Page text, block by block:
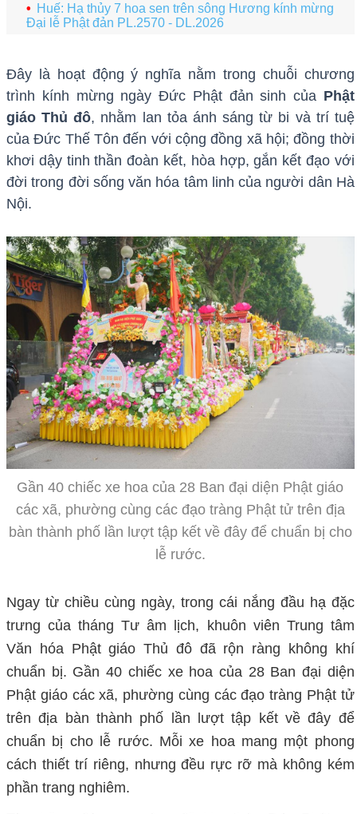
Huế: Hạ thủy 7 hoa sen trên sông Hương kính mừng
Đại lễ Phật đản PL.2570 - DL.2026
Đây là hoạt động ý nghĩa nằm trong chuỗi chương
trình kính mừng ngày Đức Phật đản sinh của Phật
giáo Thủ đô, nhằm lan tỏa ánh sáng từ bi và trí tuệ
của Đức Thế Tôn đến với cộng đồng xã hội; đồng thời
khơi dậy tinh thần đoàn kết, hòa hợp, gắn kết đạo với
đời trong đời sống văn hóa tâm linh của người dân Hà
Nội.
Gần 40 chiếc xe hoa của 28 Ban đại diện Phật giáo
các xã, phường cùng các đạo tràng Phật tử trên địa
bàn thành phố lần lượt tập kết về đây để chuẩn bị cho
lễ rước.
Ngay từ chiều cùng ngày, trong cái nắng đầu hạ đặc
trưng của tháng Tư âm lịch, khuôn viên Trung tâm
Văn hóa Phật giáo Thủ đô đã rộn ràng không khí
chuẩn bị. Gần 40 chiếc xe hoa của 28 Ban đại diện
Phật giáo các xã, phường cùng các đạo tràng Phật tử
trên địa bàn thành phố lần lượt tập kết về đây để
chuẩn bị cho lễ rước. Mỗi xe hoa mang một phong
cách thiết trí riêng, nhưng đều rực rỡ mà không kém
phần trang nghiêm.